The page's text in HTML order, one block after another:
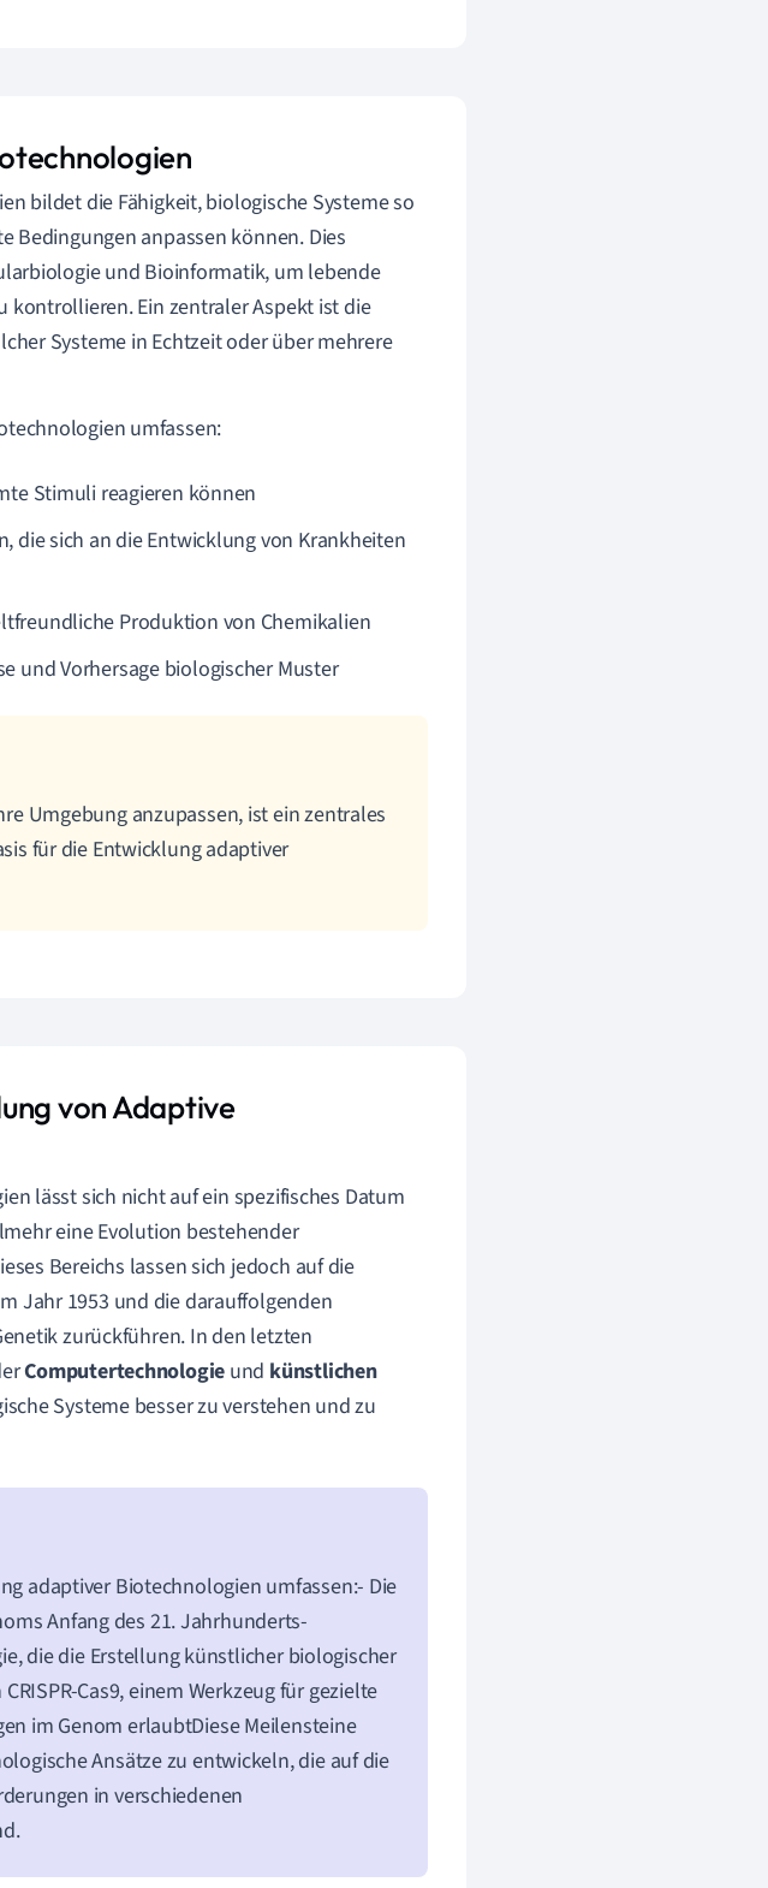
bildet die Fähigkeit, biologische Systeme so
Bedingungen anpassen können. Dies
und Bioinformatik, um lebende
kontrollieren. Ein zentraler Aspekt ist die
Systeme in Echtzeit oder über mehrere
umfassen:
Stimuli reagieren können
die sich an die Entwicklung von Krankheiten
Produktion von Chemikalien
und Vorhersage biologischer Muster
Umgebung anzupassen, ist ein zentrales
für die Entwicklung adaptiver
von Adaptive
lässt sich nicht auf ein spezifisches Datum
eine Evolution bestehender
Bereichs lassen sich jedoch auf die
Jahr 1953 und die darauffolgenden
zurückführen. In den letzten
Computertechnologie und künstlichen
Systeme besser zu verstehen und zu
adaptiver Biotechnologien umfassen:- Die
Anfang des 21. Jahrhunderts-
die die Erstellung künstlicher biologischer
Cas9, einem Werkzeug für gezielte
im Genom erlaubtDiese Meilensteine
Ansätze zu entwickeln, die auf die
in verschiedenen